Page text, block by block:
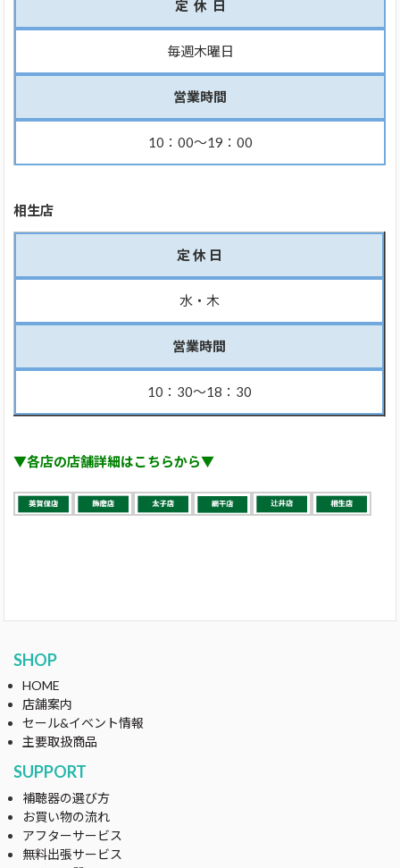
定 休 日
毎週木曜日
営業時間
10：00～19：00
相生店
定 休 日
水・木
営業時間
10：30～18：30
▼各店の店舗詳細はこちらから▼
SHOP
HOME
店舗案内
セール&イベント情報
主要取扱商品
SUPPORT
補聴器の選び方
お買い物の流れ
アフターサービス
無料出張サービス